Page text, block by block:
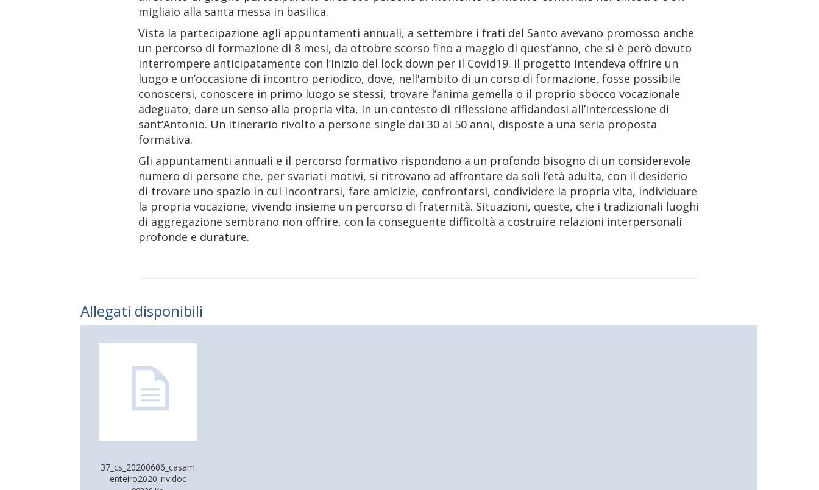
migliaio alla santa messa in basilica.
Vista la partecipazione agli appuntamenti annuali, a settembre i frati del Santo avevano promosso anche
un percorso di formazione di 8 mesi, da ottobre scorso fino a maggio di quest’anno, che si è però dovuto
interrompere anticipatamente con l’inizio del lock down per il Covid19. Il progetto intendeva offrire un
luogo e un’occasione di incontro periodico, dove, nell'ambito di un corso di formazione, fosse possibile
conoscersi, conoscere in primo luogo se stessi, trovare l’anima gemella o il proprio sbocco vocazionale
adeguato, dare un senso alla propria vita, in un contesto di riflessione affidandosi all’intercessione di
sant’Antonio. Un itinerario rivolto a persone single dai 30 ai 50 anni, disposte a una seria proposta
formativa.
Gli appuntamenti annuali e il percorso formativo rispondono a un profondo bisogno di un considerevole
numero di persone che, per svariati motivi, si ritrovano ad affrontare da soli l’età adulta, con il desiderio
di trovare uno spazio in cui incontrarsi, fare amicizie, confrontarsi, condividere la propria vita, individuare
la propria vocazione, vivendo insieme un percorso di fraternità. Situazioni, queste, che i tradizionali luoghi
di aggregazione sembrano non offrire, con la conseguente difficoltà a costruire relazioni interpersonali
profonde e durature.
Allegati disponibili
37_cs_20200606_casam
enteiro2020_riv.doc